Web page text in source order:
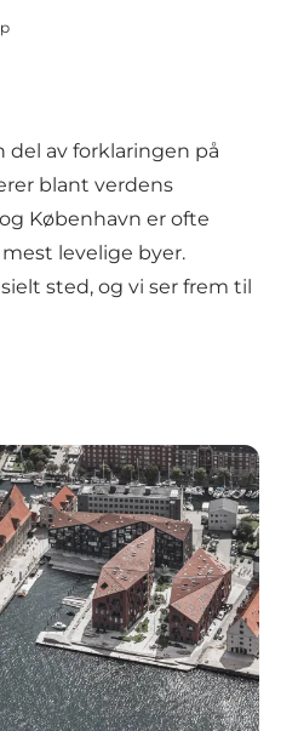
av forklaringen på
blant verdens
København er ofte
levelige byer.
sted, og vi ser frem til